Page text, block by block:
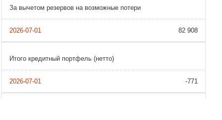
За вычетом резервов на возможные потери
82 908
Итого кредитный портфель (нетто)
-771